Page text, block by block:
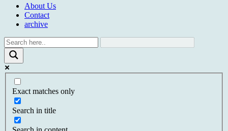
About Us
Contact
archive
Exact matches only
Search in title